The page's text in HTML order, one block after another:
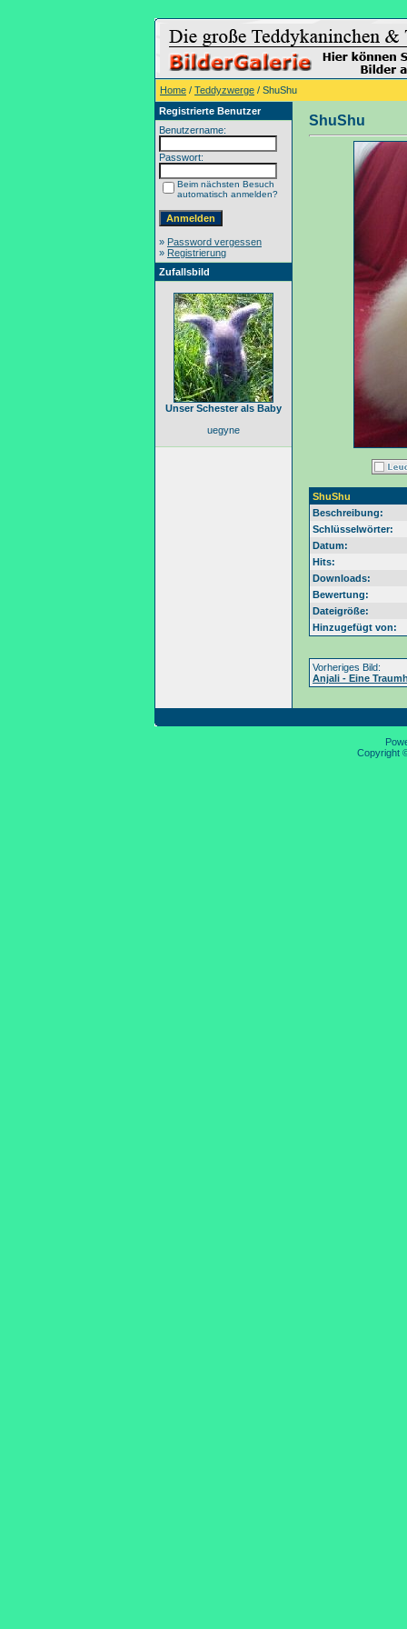
Home / Teddyzwerge / ShuShu
Registrierte Benutzer
Benutzername:
Passwort:
Beim nächsten Besuch
automatisch anmelden?
» Password vergessen
» Registrierung
Zufallsbild
Unser Schester als Baby
uegyne
ShuShu
ShuShu
Beschreibung:
Schlüsselwörter:
Datum:
Hits:
Downloads:
Bewertung:
Dateigröße:
Hinzugefügt von:
Vorheriges Bild:
Anjali - Eine
Copyright